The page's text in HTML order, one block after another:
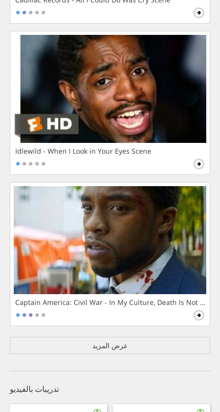
Idlewild - When I Look in Your Eyes Scene
Captain America: Civil War - In My Culture, Death Is Not The
عرض المزيد
تدريبات بالفيديو